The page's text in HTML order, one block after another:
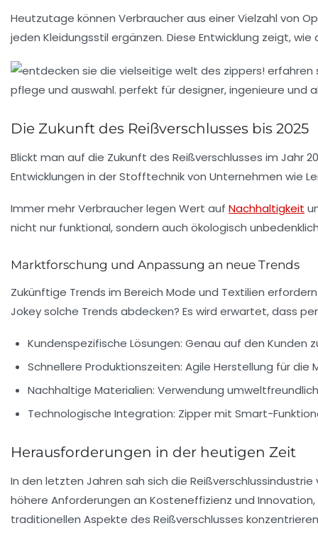
Heutzutage können Verbraucher aus einer Vielzahl von
jeden Kleidungsstil ergänzen. Diese Entwicklung zeigt,
Die Zukunft des Reißverschlusses bis 2025
Blickt man auf die Zukunft des Reißverschlusses im Jahr
Entwicklungen in der Stofftechnik von Unternehmen wie
Immer mehr Verbraucher legen Wert auf Nachhaltigkeit
nicht nur funktional, sondern auch ökologisch
Marktforschung und Anpassung an neue Trends
Zukünftige Trends im Bereich Mode und Textilien
Jokeysolche Trends abdecken? Es wird erwartet, dass
Kundenspezifische Lösungen: Genau auf den Kunden
Schnellere Produktionszeiten: Agile Herstellung für die
Nachhaltige Materialien: Verwendung
Technologische Integration: Zipper mit Smart-
Herausforderungen in der heutigen Zeit
In den letzten Jahren sah sich die
höhere Anforderungen an Kosteneffizienz und
traditionellen Aspekte des Reißverschlusses